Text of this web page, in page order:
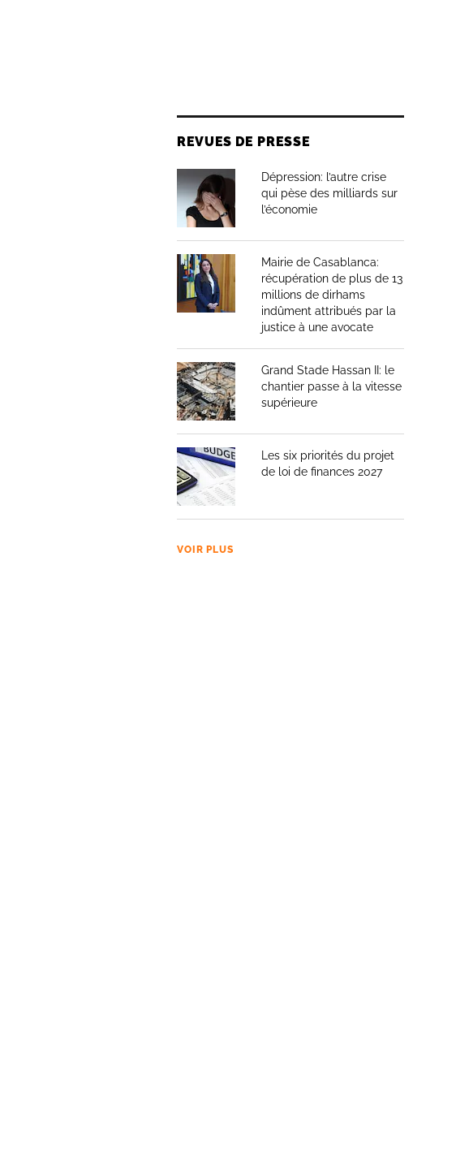
REVUES DE PRESSE
Dépression: l’autre crise
qui pèse des milliards sur
l’économie
Mairie de Casablanca:
récupération de plus de 13
millions de dirhams
indûment attribués par la
justice à une avocate
Grand Stade Hassan II: le
chantier passe à la vitesse
supérieure
Les six priorités du projet
de loi de finances 2027
VOIR PLUS